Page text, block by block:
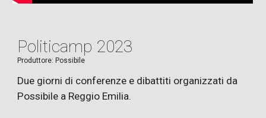
Politicamp 2023
Produttore: Possibile
Due giorni di conferenze e dibattiti organizzati da
Possibile a Reggio Emilia.